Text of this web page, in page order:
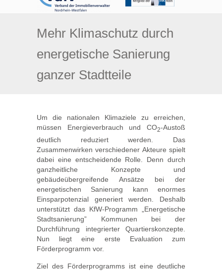
Mehr Klimaschutz durch
energetische Sanierung
ganzer Stadtteile
Um die nationalen Klimaziele zu erreichen,
müssen Energieverbrauch und CO2-Austoß
deutlich reduziert werden. Das
Zusammenwirken verschiedener Akteure spielt
dabei eine entscheidende Rolle. Denn durch
ganzheitliche Konzepte und
gebäudeübergreifende Ansätze bei der
energetischen Sanierung kann enormes
Einsparpotenzial generiert werden. Deshalb
unterstützt das KfW-Programm „Energetische
Stadtsanierung” Kommunen bei der
Durchführung integrierter Quartierskonzepte.
Nun liegt eine erste Evaluation zum
Förderprogramm vor.
Ziel des Förderprogramms ist eine deutliche